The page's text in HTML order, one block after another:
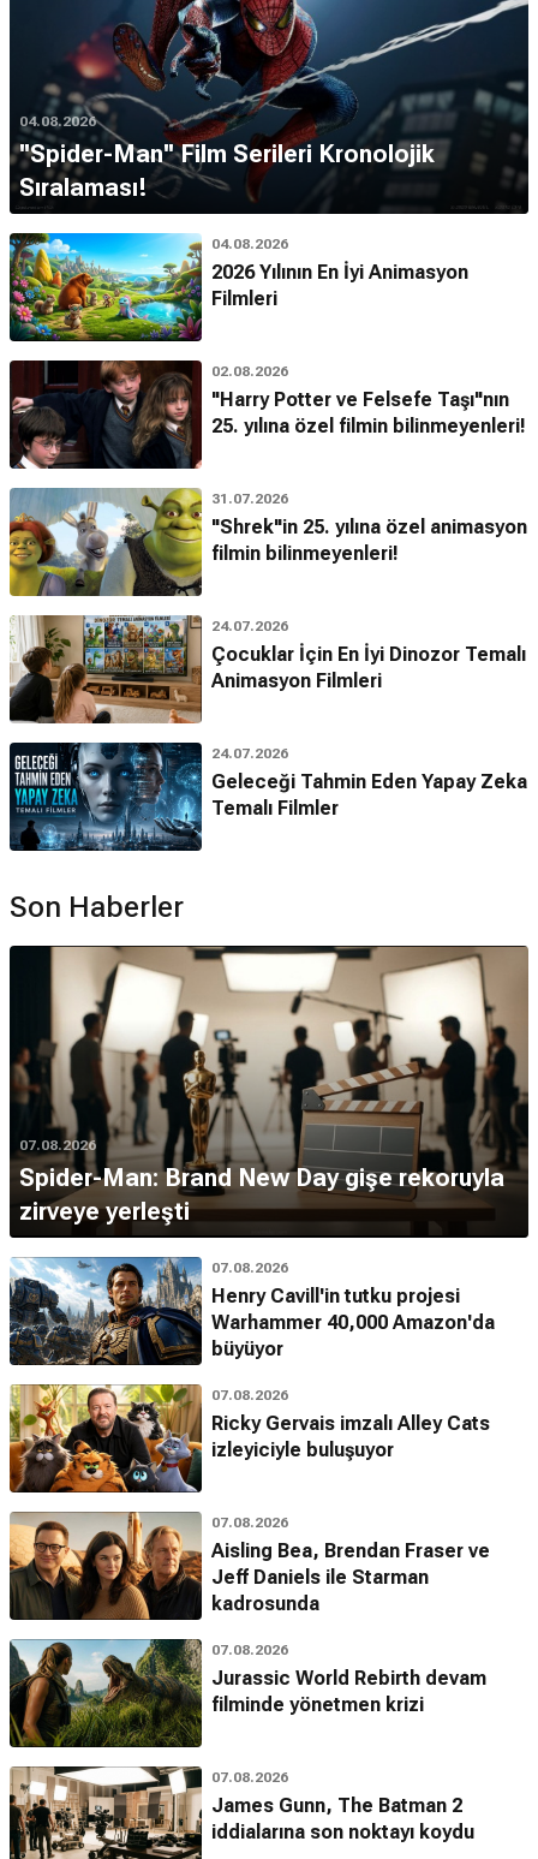
04.08.2026
''Spider-Man'' Film Serileri Kronolojik
Sıralaması!
04.08.2026
2026 Yılının En İyi Animasyon
Filmleri
02.08.2026
"Harry Potter ve Felsefe Taşı"nın
25. yılına özel filmin bilinmeyenleri!
31.07.2026
"Shrek"in 25. yılına özel animasyon
filmin bilinmeyenleri!
24.07.2026
Çocuklar İçin En İyi Dinozor Temalı
Animasyon Filmleri
24.07.2026
Geleceği Tahmin Eden Yapay Zeka
Temalı Filmler
Son Haberler
07.08.2026
Spider-Man: Brand New Day gişe rekoruyla
zirveye yerleşti
07.08.2026
Henry Cavill'in tutku projesi
Warhammer 40,000 Amazon'da
büyüyor
07.08.2026
Ricky Gervais imzalı Alley Cats
izleyiciyle buluşuyor
07.08.2026
Aisling Bea, Brendan Fraser ve
Jeff Daniels ile Starman
kadrosunda
07.08.2026
Jurassic World Rebirth devam
filminde yönetmen krizi
07.08.2026
James Gunn, The Batman 2
iddialarına son noktayı koydu